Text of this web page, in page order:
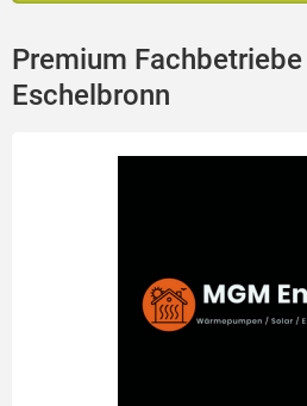
Premium
Eschelbronn